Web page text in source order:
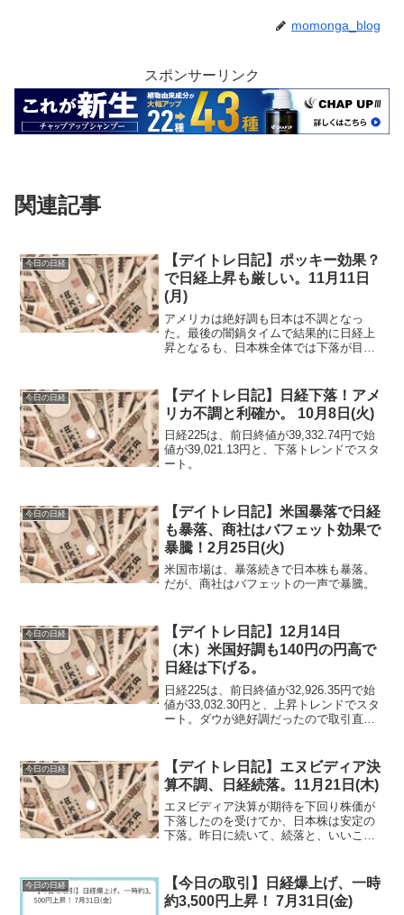
momonga_blog
スポンサーリンク
関連記事
今日の日経
【デイトレ日記】ポッキー効果？
で日経上昇も厳しい。11月11日
(月)
アメリカは絶好調も日本は不調となっ
た。最後の闇鍋タイムで結果的に日経上
昇となるも、日本株全体では下落が目立
今日の日経
【デイトレ日記】日経下落！アメ
リカ不調と利確か。 10月8日(火)
日経225は、前日終値が39,332.74円で始
値が39,021.13円と、下落トレンドでスタ
ート。
今日の日経
【デイトレ日記】米国暴落で日経
も暴落、商社はバフェット効果で
暴騰！2月25日(火)
米国市場は、暴落続きで日本株も暴落。
だが、商社はバフェットの一声で暴騰。
今日の日経
【デイトレ日記】12月14日
（木）米国好調も140円の円高で
日経は下げる。
日経225は、前日終値が32,926.35円で始
値が33,032.30円と、上昇トレンドでスタ
ート。ダウが絶好調だったので取引直後
には140円台になるという変動が凄い。
今日の日経
【デイトレ日記】エヌビディア決
算不調、日経続落。11月21日(木)
エヌビディア決算が期待を下回り株価が
下落したのを受けてか、日本株は安定の
下落。昨日に続いて、続落と、いいこと
今日の日経
【今日の取引】日経爆上げ、一時
約3,500円上昇！ 7月31日(金)